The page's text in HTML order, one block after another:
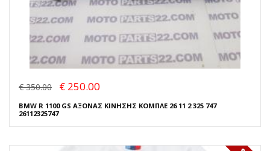
€ 350.00 € 250.00
BMW R 1100 GS ΑΞΟΝΑΣ ΚΙΝΗΣΗΣ ΚΟΜΠΛΕ 26 11 2 325 747
26112325747